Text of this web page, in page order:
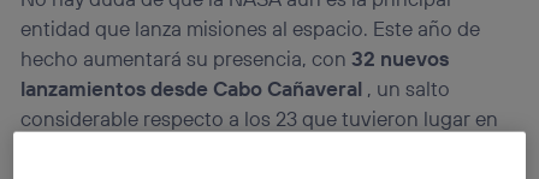
entidad que lanza misiones al espacio. Este año de
hecho aumentará su presencia, con32 nuevos
lanzamientos desde Cabo Cañaveral , un salto
considerable respecto a los 23 que tuvieron lugar en